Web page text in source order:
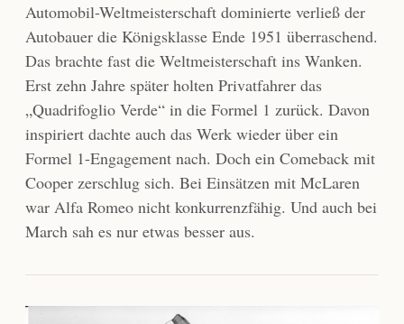
Automobil-Weltmeisterschaft dominierte verließ der
Autobauer die Königsklasse Ende 1951 überraschend.
Das brachte fast die Weltmeisterschaft ins Wanken.
Erst zehn Jahre später holten Privatfahrer das
„Quadrifoglio Verde“ in die Formel 1 zurück. Davon
inspiriert dachte auch das Werk wieder über ein
Formel 1-Engagement nach. Doch ein Comeback mit
Cooper zerschlug sich. Bei Einsätzen mit McLaren
war Alfa Romeo nicht konkurrenzfähig. Und auch bei
March sah es nur etwas besser aus.